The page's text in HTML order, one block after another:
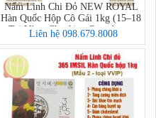
Nấm Linh Chi Đỏ NEW ROYAL
Hàn Quốc Hộp Cô Gái 1kg (15–18
Tai Vàng Chanh) – Ganoderma
Lucidum Premium
Liên hệ 098.679.8008